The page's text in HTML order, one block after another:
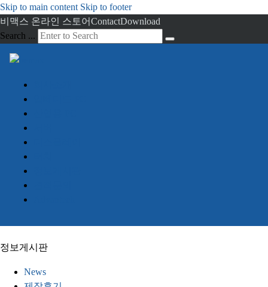
Skip to main content Skip to footer
비맥스 온라인 스토어ContactDownload
Search ...
정보게시판
News